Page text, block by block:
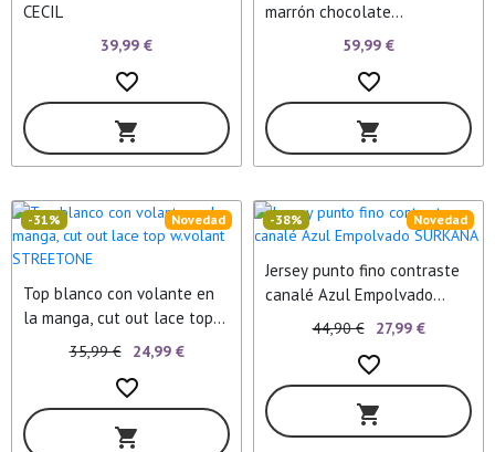
CECIL
39,99 €
favorite_border
shopping_cart
marrón chocolate
STREETONE59,99 €
favorite_border
shopping_cart
Top blanco con volante en
la manga, cut out lace top
w.volant STREETONE
Novedad
-31%
35,99 € 24,99 €
favorite_border
shopping_cart
Jersey punto fino contraste
canalé Azul Empolvado
SURKANA
Novedad
-38%
44,90 € 27,99 €
favorite_border
shopping_cart